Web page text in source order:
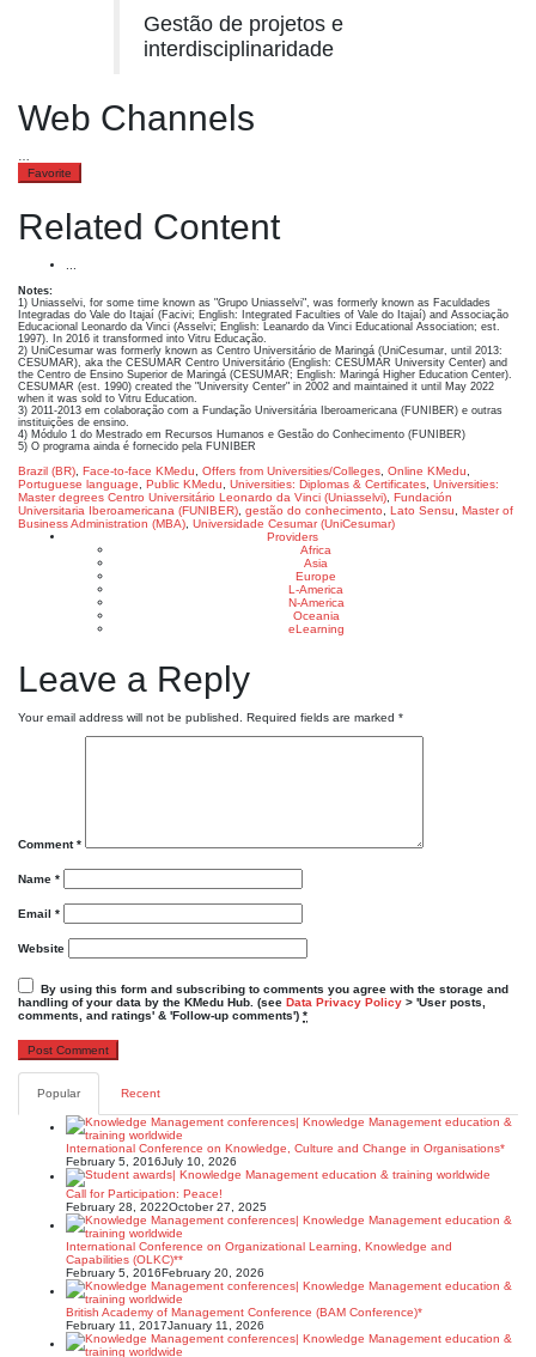
Gestão de projetos e
interdisciplinaridade
Web Channels
Favorite
Related Content
Notes:
1) Uniasselvi, for some time known as "Grupo Uniasselvi", was formerly known as Faculdades
Integradas do Vale do Itajaí (Facivi; English: Integrated Faculties of Vale do Itajaí) and Associação
Educacional Leonardo da Vinci (Asselvi; English: Leanardo da Vinci Educational Association; est.
1997). In 2016 it transformed into Vitru Educação.
2) UniCesumar was formerly known as Centro Universitário de Maringá (UniCesumar, until 2013:
CESUMAR), aka the CESUMAR Centro Universitário (English: CESUMAR University Center) and
the Centro de Ensino Superior de Maringá (CESUMAR; English: Maringá Higher Education Center).
CESUMAR (est. 1990) created the "University Center" in 2002 and maintained it until May 2022
when it was sold to Vitru Education.
3) 2011-2013 em colaboração com a Fundação Universitária Iberoamericana (FUNIBER) e outras
instituições de ensino.
4) Módulo 1 do Mestrado em Recursos Humanos e Gestão do Conhecimento (FUNIBER)
5) O programa ainda é fornecido pela FUNIBER
Brazil (BR) Face-to-face KMedu Offers from Universities/Colleges Online KMedu
Portuguese language
Public KMedu Universities: Diplomas & Certificates Universities:
Master degrees Centro Universitário Leonardo da Vinci (Uniasselvi) Fundación
Universitaria Iberoamericana (FUNIBER) gestão do conhecimento Lato Sensu
Master of
Business Administration (MBA) Universidade Cesumar (UniCesumar)
Providers
Africa
Asia
Europe
L-America
N-America
Oceania
eLearning
Leave a Reply
Your email address will not be published. Required fields are marked *
Comment*
Name *
Email *
Website
By using this form and subscribing to comments you agree with the storage and
handling of your data by the KMedu Hub. (see Data Privacy Policy > 'User posts,
comments, and ratings' & 'Follow-up comments') *
Popular Recent
International Conference on Knowledge, Culture and Change in Organisations*
February 5, 2016July 10, 2026
Call for Participation: Peace!
February 28, 2022October 27, 2025
International Conference on Organizational Learning, Knowledge and
Capabilities (OLKC)**
February 5, 2016February 20, 2026
British Academy of Management Conference (BAM Conference)*
February 11, 2017January 11, 2026